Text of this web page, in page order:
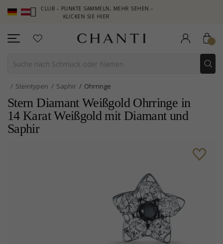
CLUB – PUNKTE SAMMELN, MEHR SEHEN –
KLICKEN SIE HIER
Steintypen Saphir Ohrringe
Stern Diamant Weißgold Ohrringe in
14 Karat Weißgold mit Diamant und
Saphir